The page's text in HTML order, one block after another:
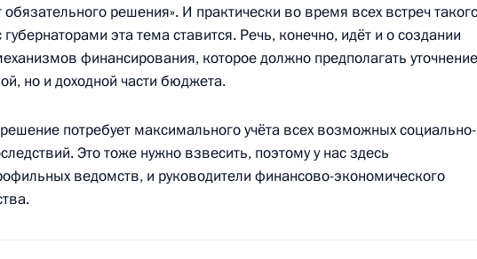
поручений по итогам совещания
финансового рынка и создания
среда
обязательного решения». И практически во время всех встреч
эта тема ставится. Речь, конечно, идёт и о создании
финансирования, которое должно предполагать уточнение
но и доходной части бюджета.
потребует максимального учёта всех возможных социально-
Это тоже нужно взвесить, поэтому у нас здесь
ведомств, и руководители финансово-экономического